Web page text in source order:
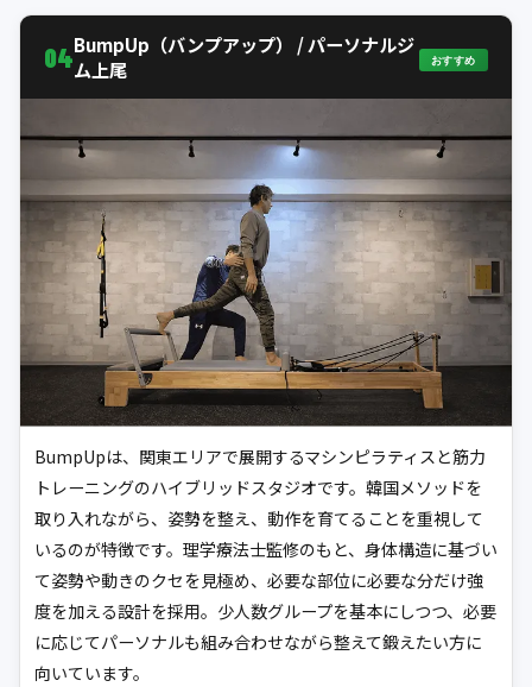
04BumpUp（バンプアップ） / パーソナルジ
ム上尾
おすすめ
BumpUpは、関東エリアで展開するマシンピラティスと筋力
トレーニングのハイブリッドスタジオです。韓国メソッドを
取り入れながら、姿勢を整え、動作を育てることを重視して
いるのが特徴です。理学療法士監修のもと、身体構造に基づい
て姿勢や動きのクセを見極め、必要な部位に必要な分だけ強
度を加える設計を採用。少人数グループを基本にしつつ、必要
に応じてパーソナルも組み合わせながら整えて鍛えたい方に
向いています。